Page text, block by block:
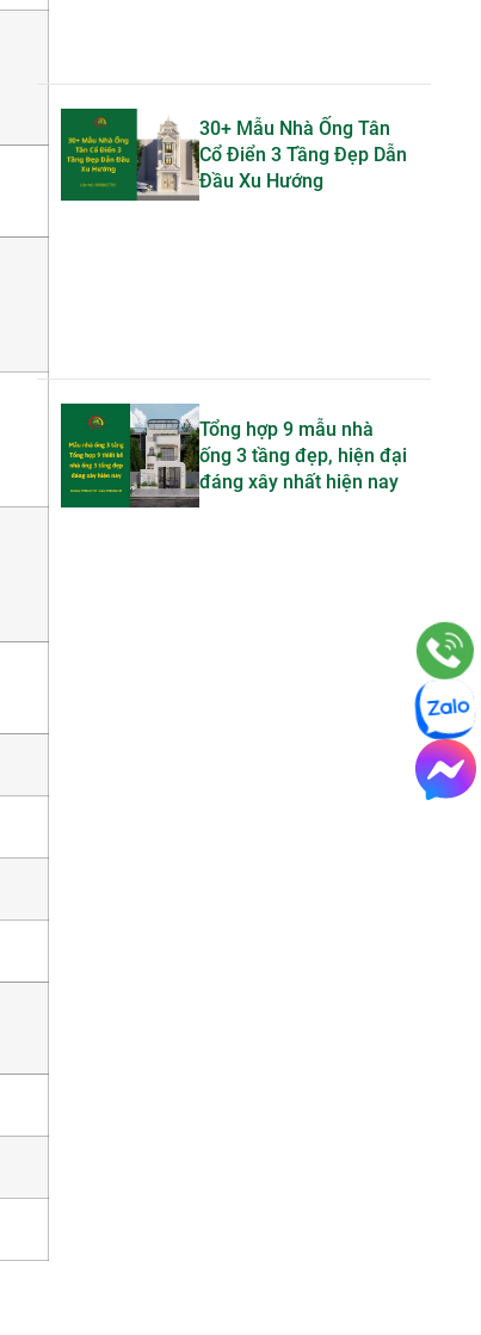
30+ Mẫu Nhà Ống Tân
Cổ Điển 3 Tầng Đẹp Dẫn
Đầu Xu Hướng
Tổng hợp 9 mẫu nhà
ống 3 tầng đẹp, hiện đại
đáng xây nhất hiện nay